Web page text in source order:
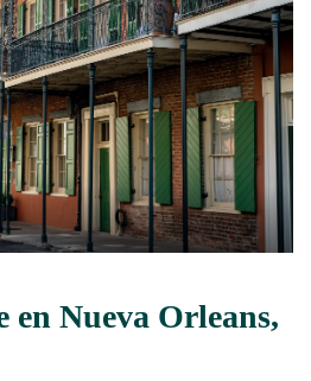
en Nueva Orleans,